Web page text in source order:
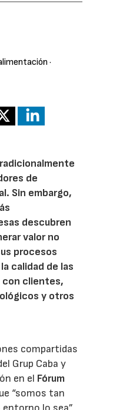
·
de
Sin embargo,
descubren
valor no
procesos
calidad de las
con clientes,
y otros
compartidas
Grup Caba y
en el Fórum
“somos tan